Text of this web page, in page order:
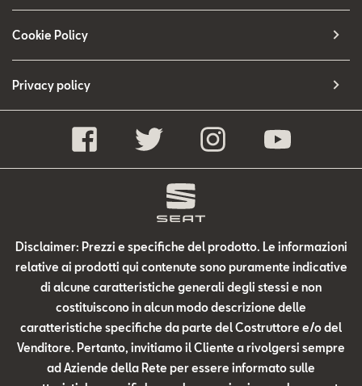
Cookie Policy
Privacy policy
Disclaimer: Prezzi e specifiche del prodotto. Le informazioni
relative ai prodotti qui contenute sono puramente indicative
di alcune caratteristiche generali degli stessi e non
costituiscono in alcun modo descrizione delle
caratteristiche specifiche da parte del Costruttore e/o del
Venditore. Pertanto, invitiamo il Cliente a rivolgersi sempre
ad Aziende della Rete per essere informato sulle